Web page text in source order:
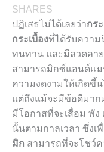
SHARES
ปฏิเสธไม่ได้เลยว่ากร
กระเบื้องที่ได้รับควา
ทนทาน และมีลวดลา
สามารถมิกซ์แอนด์แ
ความงดงามให้เกิดขึ้
แต่ถึงแม้จะมีข้อดีมาก
มีโอกาสที่จะเสื่อม พัง
นั้นตามกาลเวลา ซึ่งเ
มิก สามารถที่จะโชว์ค